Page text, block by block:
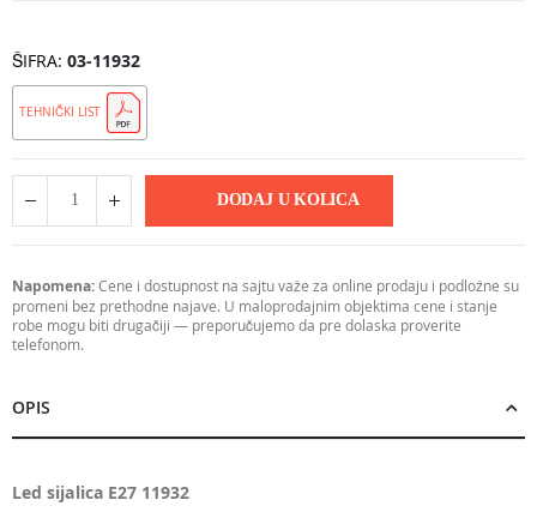
ŠIFRA 03-11932
TEHNIČKI LIST
DODAJ U KOLICA
Napomena:Cene i dostupnost na sajtu važe za online prodaju i podložne su
promeni bez prethodne najave. U maloprodajnim objektima cene i stanje
robe mogu biti drugačiji — preporučujemo da pre dolaska proverite
telefonom.
OPIS
Led sijalica E27 11932